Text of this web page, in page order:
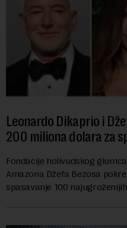
Leonardo Dikaprio i
200 miliona dolara za
Fondacije holivudskog
Amazona Džefa Bezosa
spasavanje 100